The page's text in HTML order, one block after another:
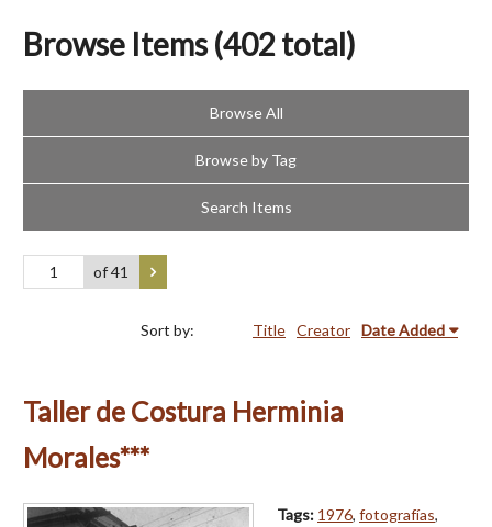
Browse Items (402 total)
Browse All
Browse by Tag
Search Items
of 41
Sort by: Title Creator Date Added
Taller de Costura Herminia
Morales***
Tags: 1976, fotografías,